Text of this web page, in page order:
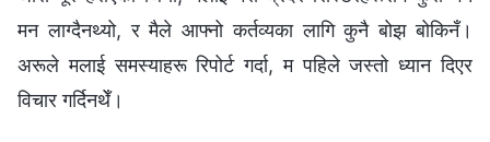
मन लाग्दैनथ्यो, र मैले आफ्नो कर्तव्यका लागि कुनै बोझ बोकिनँ।
अरूले मलाई समस्याहरू रिपोर्ट गर्दा, म पहिले जस्तो ध्यान दिएर
विचार गर्दिनथेँ।